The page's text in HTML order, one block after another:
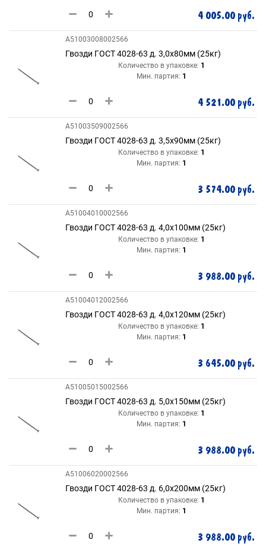
4 005.00 руб.
A51003008002566
Гвозди ГОСТ 4028-63 д. 3,0х80мм (25кг)
Количество в упаковке: 1
Мин. партия: 1
4 521.00 руб.
A51003509002566
Гвозди ГОСТ 4028-63 д. 3,5х90мм (25кг)
Количество в упаковке: 1
Мин. партия: 1
3 574.00 руб.
A51004010002566
Гвозди ГОСТ 4028-63 д. 4,0х100мм (25кг)
Количество в упаковке: 1
Мин. партия: 1
3 988.00 руб.
A51004012002566
Гвозди ГОСТ 4028-63 д. 4,0х120мм (25кг)
Количество в упаковке: 1
Мин. партия: 1
3 645.00 руб.
A51005015002566
Гвозди ГОСТ 4028-63 д. 5,0х150мм (25кг)
Количество в упаковке: 1
Мин. партия: 1
3 988.00 руб.
A51006020002566
Гвозди ГОСТ 4028-63 д. 6,0х200мм (25кг)
Количество в упаковке: 1
Мин. партия: 1
3 988.00 руб.